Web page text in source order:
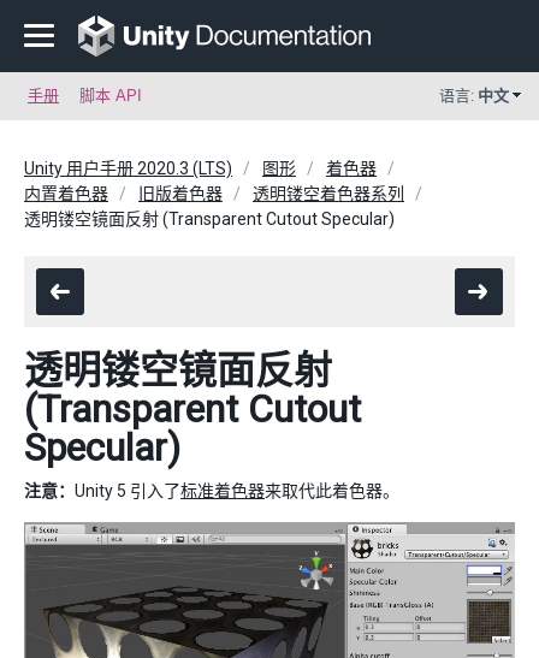
手册 脚本 API 语言: 中文
Unity 用户手册 2020.3 (LTS) 图形
着色器
内置着色器
旧版着色器
透明镂空着色器系列
透明镂空镜面反射 (Transparent Cutout Specular)
透明镂空镜面反射
(Transparent Cutout
Specular)
注意： Unity 5 引入了标准着色器来取代此着色器。